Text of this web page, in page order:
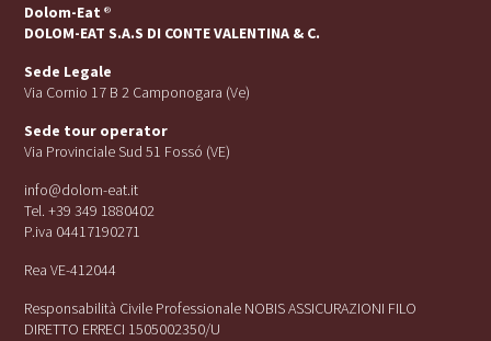
Dolom-Eat ®
DOLOM-EAT S.A.S DI CONTE VALENTINA & C.
Sede Legale
Via Cornio 17 B 2 Camponogara (Ve)
Sede tour operator
Via Provinciale Sud 51 Fossó (VE)
info@dolom-eat.it
Tel. +39 349 1880402
P.iva 04417190271
Rea VE-412044
Responsabilità Civile Professionale NOBIS ASSICURAZIONI FILO
DIRETTO ERRECI 1505002350/U